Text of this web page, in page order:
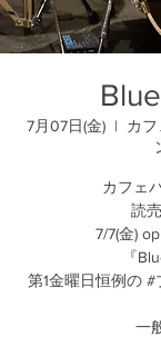
7月07日(金)
  |
カ
カフェ
読
7/7(金)
『
第1金曜日恒例の
一